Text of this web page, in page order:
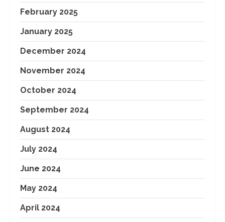
February 2025
January 2025
December 2024
November 2024
October 2024
September 2024
August 2024
July 2024
June 2024
May 2024
April 2024